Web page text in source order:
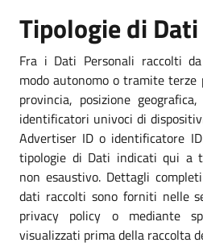
Tipologie di
Fra i Dati Personali raccolti
modo autonomo o tramite terze
provincia, posizione
identificatori univoci di
Advertiser ID o identificatore
tipologie di Dati indicati qui a
non esaustivo. Dettagli
dati raccolti sono forniti nelle
privacy policy o mediante
visualizzati prima della raccolta